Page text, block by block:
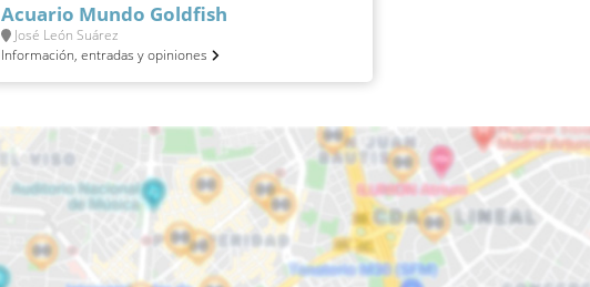
Acuario Mundo Goldfish
José León Suárez
Información, entradas y opiniones